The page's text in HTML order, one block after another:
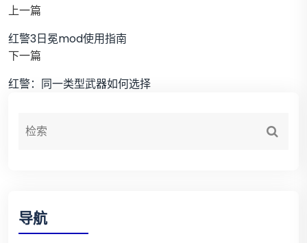
上一篇
红警3日冕mod使用指南
下一篇
红警：同一类型武器如何选择
导航